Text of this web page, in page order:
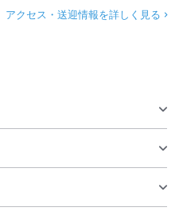
アクセス・送迎情報を詳しく見る